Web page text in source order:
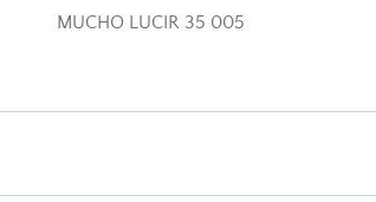
MUCHO LUCIR 35 005